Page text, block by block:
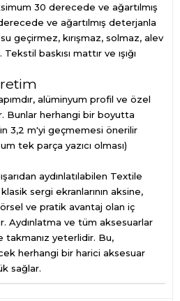
30 derecede ve ağartılmış
ve ağartılmış deterjanla
geçirmez, kırışmaz, solmaz, alev
baskısı mattır ve ışığı
alüminyum profil ve özel
Bunlar herhangi bir boyutta
3,2 m'yi geçmemesi önerilir
tek parça yazıcı olması)
aydınlatılabilen Textile
sergi ekranlarının aksine,
ve pratik avantaj olan iç
Aydınlatma ve tüm aksesuarlar
takmanız yeterlidir. Bu,
herhangi bir harici aksesuar
sağlar.